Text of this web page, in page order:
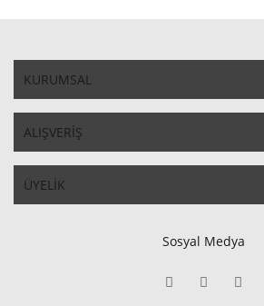
KURUMSAL
ALIŞVERİŞ
ÜYELİK
Sosyal Medya